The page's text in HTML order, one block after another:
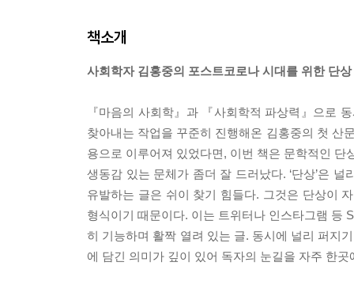
책소개
사회학자 김홍중의 포스트코로나 시대를 위한 단상
『마음의 사회학』과 『사회학적 파상력』으로
찾아내는 작업을 꾸준히 진행해온 김홍중의 첫 산
용으로 이루어져 있었다면, 이번 책은 문학적인
생동감 있는 문체가 좀더 잘 드러났다. ‘단상’은
유발하는 글은 쉬이 찾기 힘들다. 그것은 단상이
형식이기 때문이다. 이는 트위터나 인스타그램 등
히 기능하며 활짝 열려 있는 글. 동시에 널리 퍼지
에 담긴 의미가 깊이 있어 독자의 눈길을 자주 한곳